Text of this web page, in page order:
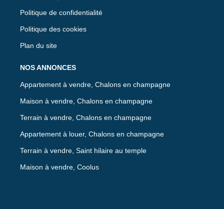
Politique de confidentialité
Politique des cookies
Plan du site
NOS ANNONCES
Appartement à vendre, Chalons en champagne
Maison à vendre, Chalons en champagne
Terrain à vendre, Chalons en champagne
Appartement à louer, Chalons en champagne
Terrain à vendre, Saint hilaire au temple
Maison à vendre, Coolus